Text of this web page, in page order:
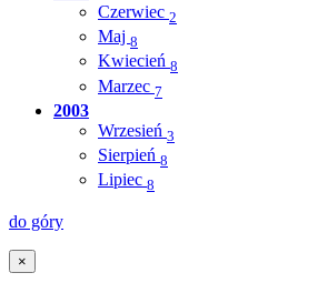
Czerwiec 2
Maj 8
Kwiecień 8
Marzec 7
2003
Wrzesień 3
Sierpień 8
Lipiec 8
do góry
×